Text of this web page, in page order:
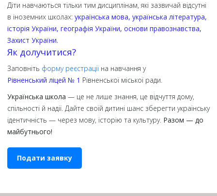
Діти навчаються тільки тим дисциплінам, які зазвичай відсутні
в іноземних школах: українська мова, українська література,
історія України, географія України, основи правознавства,
Захист України.
Як долучитися?
Заповніть форму реєстрації на навчання у
Рівненський ліцей № 1 Рівненської міської ради.
Українська школа — це не лише знання, це відчуття дому,
спільності й надії. Дайте своїй дитині шанс зберегти українську
ідентичність — через мову, історію та культуру. Разом — до
майбутнього!
Подати заявку